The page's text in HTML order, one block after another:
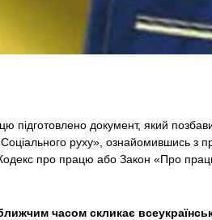
підготовлено документ, який
руху», ознайомившись
Кодекс про працю або Закон «Про
часом скликає